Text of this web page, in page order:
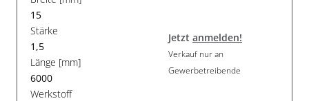
15
Stärke
1,5
Länge [mm]
6000
Werkstoff
Jetzt anmelden!
Verkauf nur an
Gewerbetreibende